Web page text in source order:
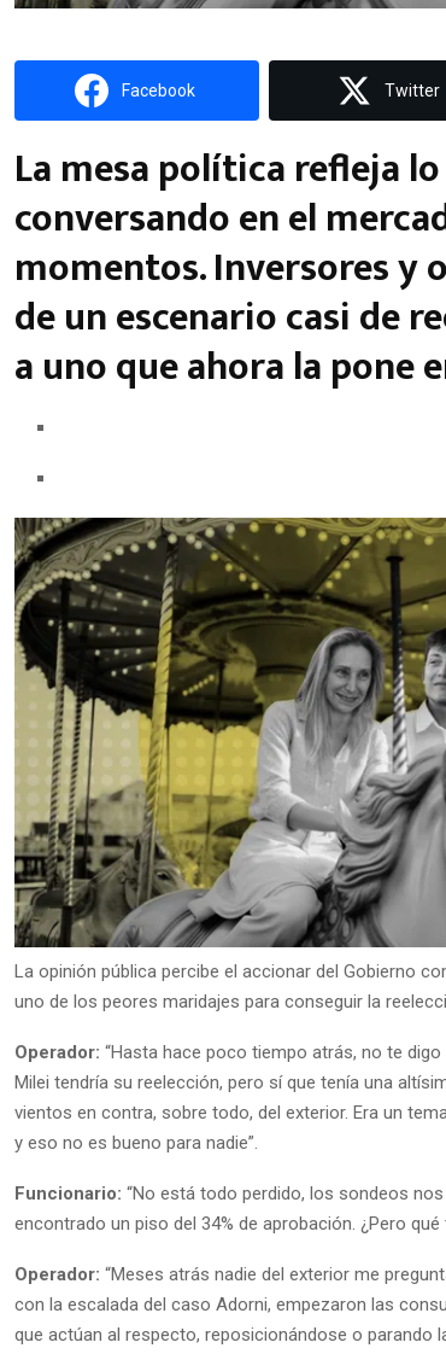
Facebook Twitter
La mesa política refleja
conversando en el
momentos. Inversores y
de un escenario casi de
a uno que ahora la pone
La opinión pública percibe el accionar del Gobierno
uno de los peores maridajes para conseguir la
Operador: “Hasta hace poco tiempo atrás, no te
Milei tendría su reelección, pero sí que tenía una
vientos en contra, sobre todo, del exterior. Era un
y eso no es bueno para nadie”.
Funcionario: “No está todo perdido, los sondeos
encontrado un piso del 34% de aprobación. ¿Pero
Operador: “Meses atrás nadie del exterior me
con la escalada del caso Adorni, empezaron las
que actúan al respecto, reposicionándose o parando